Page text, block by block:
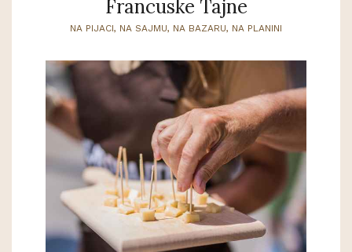
Francuske Tajne
NA PIJACI, NA SAJMU, NA BAZARU, NA PLANINI